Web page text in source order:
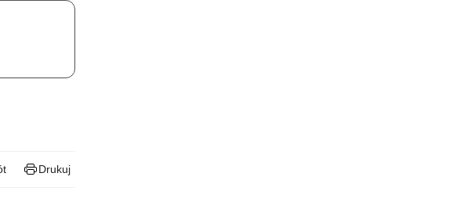
Drukuj